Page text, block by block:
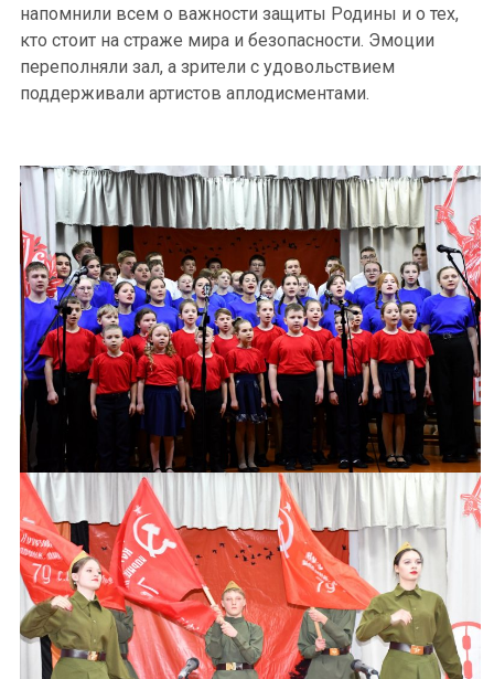
напомнили всем о важности защиты Родины и о тех,
кто стоит на страже мира и безопасности. Эмоции
переполняли зал, а зрители с удовольствием
поддерживали артистов аплодисментами.